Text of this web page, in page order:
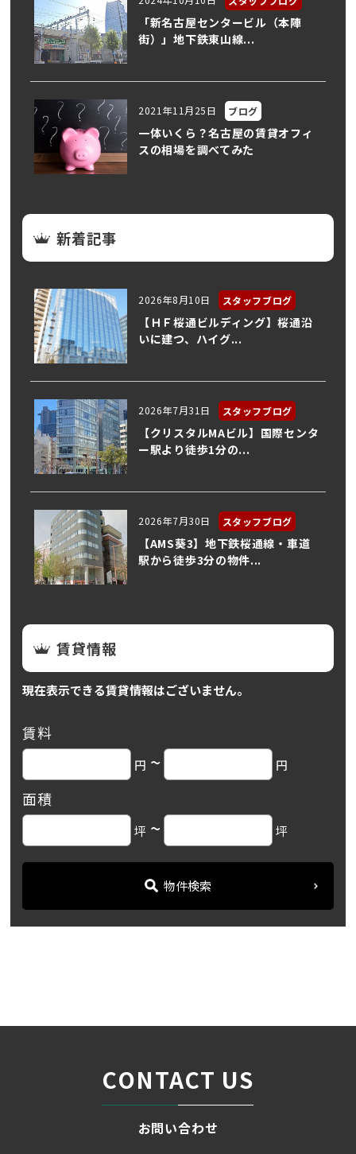
「新名古屋センタービル（本陣
街）」地下鉄東山線...
2021年11月25日 ブログ
一体いくら？名古屋の賃貸オフィ
スの相場を調べてみた
新着記事
2026年8月10日 スタッフブログ
【ＨＦ桜通ビルディング】桜通沿
いに建つ、ハイグ...
2026年7月31日 スタッフブログ
【クリスタルMAビル】国際センタ
ー駅より徒歩1分の...
2026年7月30日 スタッフブログ
【AMS葵3】地下鉄桜通線・車道
駅から徒歩3分の物件...
賃貸情報
現在表示できる賃貸情報はございません。
賃料
円 ~ 円
面積
坪 ~ 坪
物件検索
CONTACT US
お問い合わせ